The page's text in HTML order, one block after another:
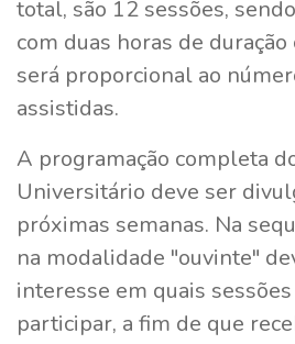
total, são 12 sessões,
com duas horas de
será proporcional ao
assistidas.
A programação completa
Universitário deve ser
próximas semanas. Na
na modalidade "ouvinte"
interesse em quais
participar, a fim de que